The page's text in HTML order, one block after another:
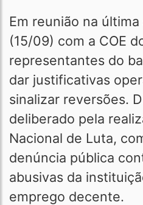
Em reunião na
(15/09) com a COE
representantes do
dar justificativas
sinalizar reversões.
deliberado pela
Nacional de Luta,
denúncia pública
abusivas da
emprego decente.